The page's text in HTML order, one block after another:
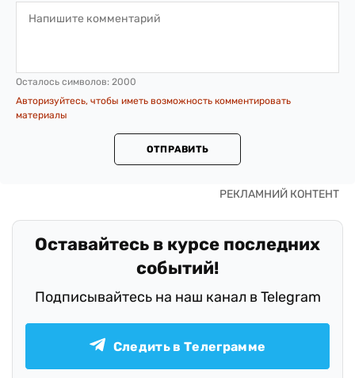
Осталось символов: 2000
Авторизуйтесь, чтобы иметь возможность комментировать
материалы
ОТПРАВИТЬ
Оставайтесь в курсе последних
событий!
Подписывайтесь на наш канал в Telegram
Следить в Телеграмме